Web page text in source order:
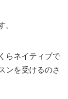
。
らネイティブで
ンを受けるのさ